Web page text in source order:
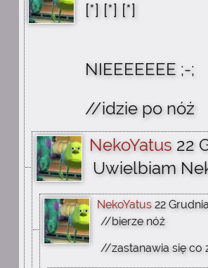
[*] [*] [*]
NIEEEEEEE ;-;
//idzie po nóż
NekoYatus 22
Uwielbiam
NekoYatus 22
//bierze nóż
//zastanawia się co